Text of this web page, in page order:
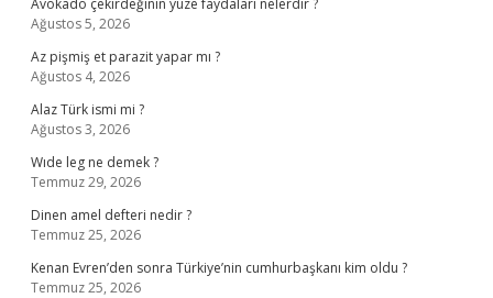
Avokado çekirdeğinin yüze faydaları nelerdir ?
Ağustos 5, 2026
Az pişmiş et parazit yapar mı ?
Ağustos 4, 2026
Alaz Türk ismi mi ?
Ağustos 3, 2026
Wıde leg ne demek ?
Temmuz 29, 2026
Dinen amel defteri nedir ?
Temmuz 25, 2026
Kenan Evren’den sonra Türkiye’nin cumhurbaşkanı kim oldu ?
Temmuz 25, 2026